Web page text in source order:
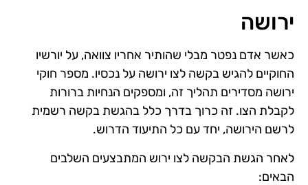
ירושה
כאשר אדם נפטר מבלי שהותיר אחריו צוואה, על יורשיו
החוקיים להגיש בקשה לצו ירושה על נכסיו. מספר חוקי
ירושה מסדירים תהליך זה, ומספקים הנחיות ברורות
לקבלת הצו. זה כרוך בדרך כלל בהגשת בקשה רשמית
לרשם הירושה, יחד עם כל התיעוד הדרוש.
לאחר הגשת הבקשה לצו ירוש המתבצעים השלבים
הבאים: